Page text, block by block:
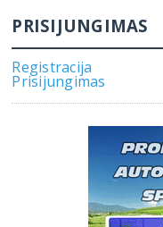
PRISIJUNGIMAS
Registracija
Prisijungimas